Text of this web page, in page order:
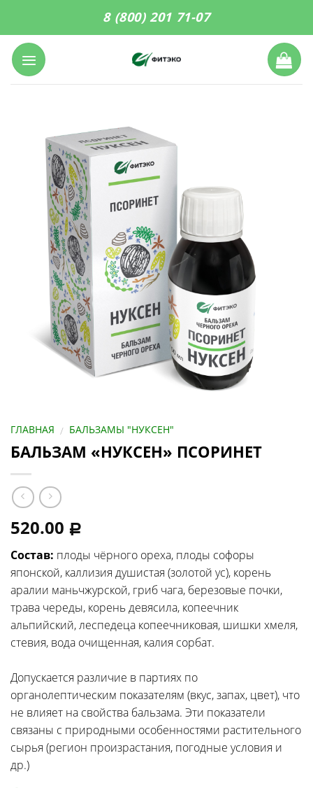
content
8 (800) 201 71-07
ГЛАВНАЯ / БАЛЬЗАМЫ "НУКСЕН"
БАЛЬЗАМ «НУКСЕН» ПСОРИНЕТ
520.00 Р
Состав: плоды чёрного ореха, плоды софоры
японской, каллизия душистая (золотой ус), корень
аралии маньчжурской, гриб чага, березовые почки,
трава череды, корень девясила, копеечник
альпийский, леспедеца копеечниковая, шишки хмеля,
стевия, вода очищенная, калия сорбат.
Допускается различие в партиях по
органолептическим показателям (вкус, запах, цвет), что
не влияет на свойства бальзама. Эти показатели
связаны с природными особенностями растительного
сырья (регион произрастания, погодные условия и
др.)